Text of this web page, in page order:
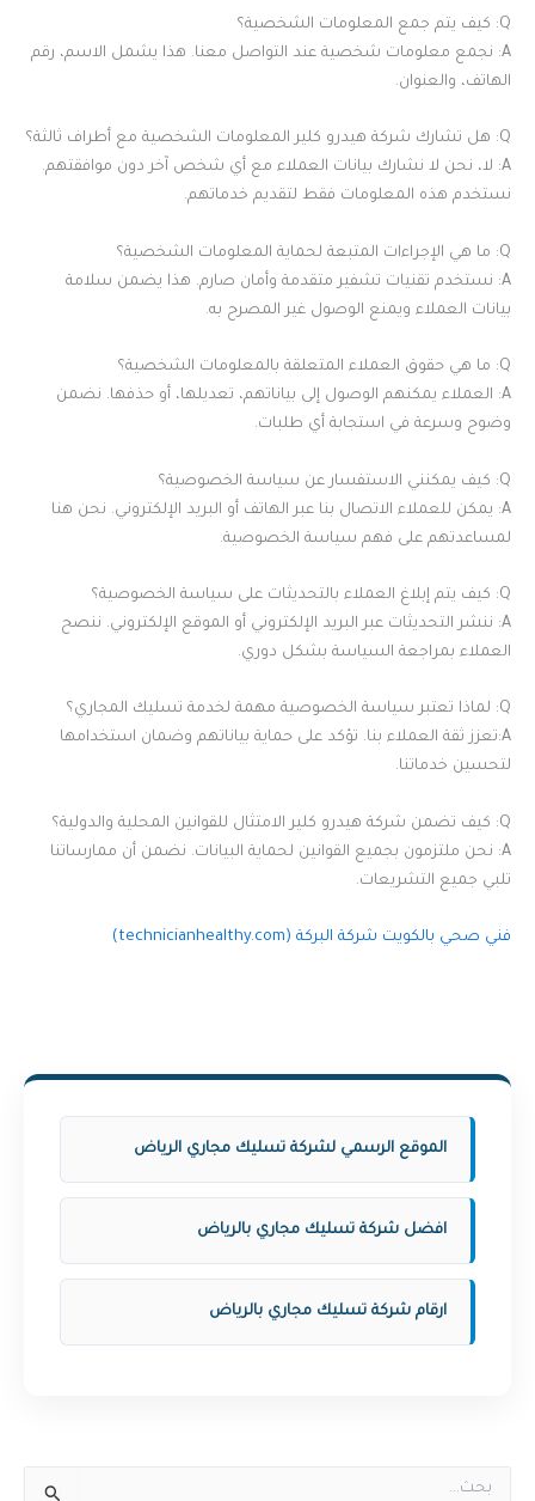
Q: كيف يتم جمع المعلومات الشخصية؟
A: نجمع معلومات شخصية عند التواصل معنا. هذا يشمل الاسم، رقم
الهاتف، والعنوان.
Q: هل تشارك شركة هيدرو كلير المعلومات الشخصية مع أطراف ثالثة؟
A: لا، نحن لا نشارك بيانات العملاء مع أي شخص آخر دون موافقتهم.
نستخدم هذه المعلومات فقط لتقديم خدماتهم.
Q: ما هي الإجراءات المتبعة لحماية المعلومات الشخصية؟
A: نستخدم تقنيات تشفير متقدمة وأمان صارم. هذا يضمن سلامة
بيانات العملاء ويمنع الوصول غير المصرح به.
Q: ما هي حقوق العملاء المتعلقة بالمعلومات الشخصية؟
A: العملاء يمكنهم الوصول إلى بياناتهم، تعديلها، أو حذفها. نضمن
وضوح وسرعة في استجابة أي طلبات.
Q: كيف يمكنني الاستفسار عن سياسة الخصوصية؟
A: يمكن للعملاء الاتصال بنا عبر الهاتف أو البريد الإلكتروني. نحن هنا
لمساعدتهم على فهم سياسة الخصوصية.
Q: كيف يتم إبلاغ العملاء بالتحديثات على سياسة الخصوصية؟
A: ننشر التحديثات عبر البريد الإلكتروني أو الموقع الإلكتروني. ننصح
العملاء بمراجعة السياسة بشكل دوري.
Q: لماذا تعتبر سياسة الخصوصية مهمة لخدمة تسليك المجاري؟
A:تعزز ثقة العملاء بنا. تؤكد على حماية بياناتهم وضمان استخدامها
لتحسين خدماتنا.
Q: كيف تضمن شركة هيدرو كلير الامتثال للقوانين المحلية والدولية؟
A: نحن ملتزمون بجميع القوانين لحماية البيانات. نضمن أن ممارساتنا
تلبي جميع التشريعات.
فني صحي بالكويت شركة البركة (technicianhealthy.com)
الموقع الرسمي لشركة تسليك مجاري الرياض
افضل شركة تسليك مجاري بالرياض
ارقام شركة تسليك مجاري بالرياض